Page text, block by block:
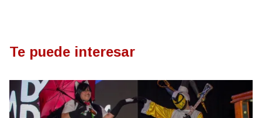
Te puede interesar